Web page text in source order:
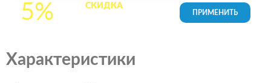
5% СКИДКАна все
Характеристики